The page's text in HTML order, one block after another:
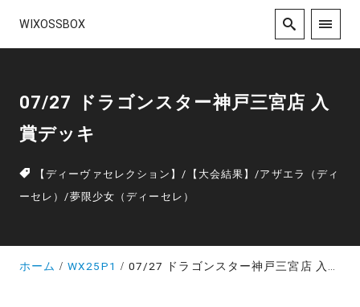
WIXOSSBOX
07/27 ドラゴンスター神戸三宮店 入
賞デッキ
【ディーヴァセレクション】/ 【大会結果】/アザエラ（ディ
ーセレ）/夢限少女（ディーセレ）
ホーム WX25P1 07/27 ドラゴンスター神戸三宮店 入賞デッキ